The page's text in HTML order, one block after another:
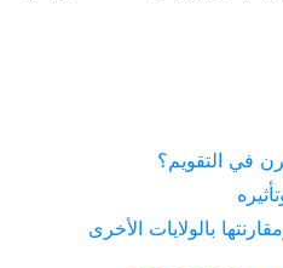
في التقويم؟